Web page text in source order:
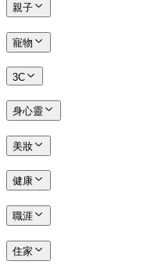
親子
寵物
3C
身心靈
美妝
健康
職涯
住家